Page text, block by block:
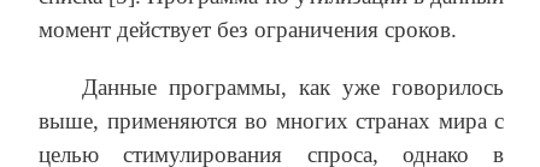
момент действует без ограничения сроков.
Данные программы, как уже говорилось
выше, применяются во многих странах мира с
целью стимулирования спроса, однако в